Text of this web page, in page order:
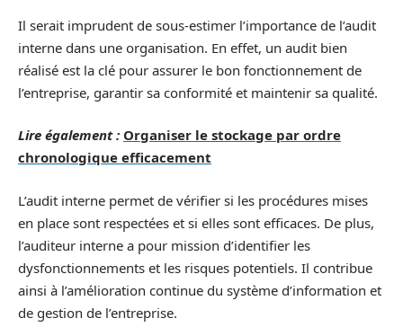
Il serait imprudent de sous-estimer l’importance de l’audit
interne dans une organisation. En effet, un audit bien
réalisé est la clé pour assurer le bon fonctionnement de
l’entreprise, garantir sa conformité et maintenir sa qualité.
Lire également : Organiser le stockage par ordre
chronologique efficacement
L’audit interne permet de vérifier si les procédures mises
en place sont respectées et si elles sont efficaces. De plus,
l’auditeur interne a pour mission d’identifier les
dysfonctionnements et les risques potentiels. Il contribue
ainsi à l’amélioration continue du système d’information et
de gestion de l’entreprise.